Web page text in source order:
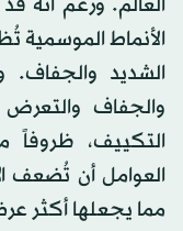
الأنماط الموسمية
الشديد والجفاف.
والجفاف والتعرض
التكييف، ظروفاً
العوامل أن تُضعف
مما يجعلها أكثر